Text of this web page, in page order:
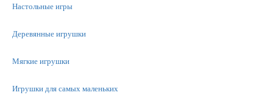
Настольные игры
Деревянные игрушки
Мягкие игрушки
Игрушки для самых маленьких